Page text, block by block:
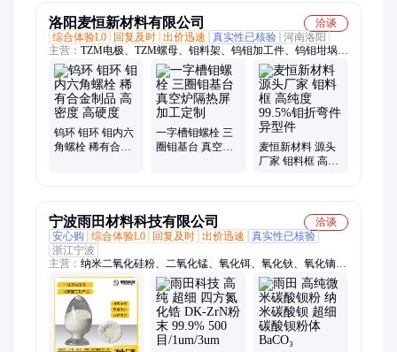
洛阳麦恒新材料有限公司
洽谈
综合体验L0
回复及时 出价迅速 真实性已核验 河南洛阳
主营： TZM电极、TZM螺母、钼料架、钨钼加工件、钨钼坩埚、
钨钼紧固件、钨钼螺栓、钨钼法兰、钨钼棒材、钨钼无缝管、钼
舟、钼圆、钼圆钯、钼靶材、钼重锤、钼准直器、钼折弯件、钼
环、三圈钼基台、一字槽钼螺栓、钼基台、钼框
钨环 钼环 钼内六
角螺栓 稀有合金
一字槽钼螺栓 三
圈钼基台 真空炉
麦恒新材料 源头
厂家 钼料框 高纯
宁波雨田材料科技有限公司
洽谈
安心购
综合体验L0 回复及时 出价迅速
真实性已核验
浙江宁波
主营： 纳米二氧化硅粉、二氧化锰、氧化铒、氧化钬、氧化镝、
氧化镨、氧化铈、ATO、纳米氧化镱、纳米氧化钕